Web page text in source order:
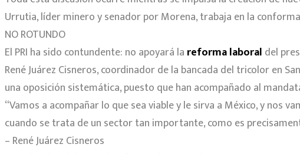
Urrutia, líder minero y senador por Morena, trabaja en la
NO ROTUNDO
El PRI ha sido contundente: no apoyará la reforma laboral del
René Juárez Cisneros, coordinador de la bancada del tricolor en
una oposición sistemática, puesto que han acompañado al
“Vamos a acompañar lo que sea viable y le sirva a México, y nos
cuando se trata de un sector tan importante, como es
– René Juárez Cisneros